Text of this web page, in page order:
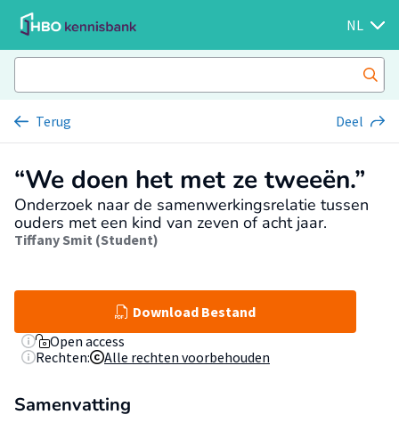
NL
Terug Deel
“We doen het met ze tweeën.”
Onderzoek naar de samenwerkingsrelatie tussen
ouders met een kind van zeven of acht jaar.
Tiffany Smit (Student)
Download Bestand
Open access
Rechten:
Alle rechten voorbehouden
Samenvatting